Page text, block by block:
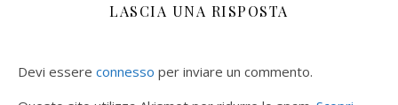
LASCIA UNA RISPOSTA
Devi essere connesso per inviare un commento.